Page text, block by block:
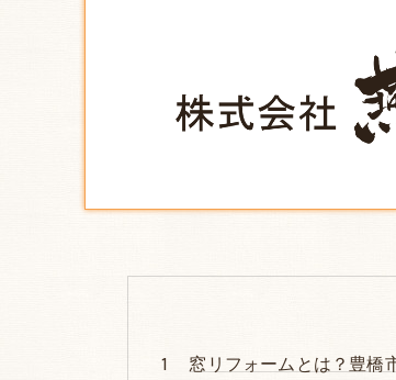
窓リフォームとは？豊橋